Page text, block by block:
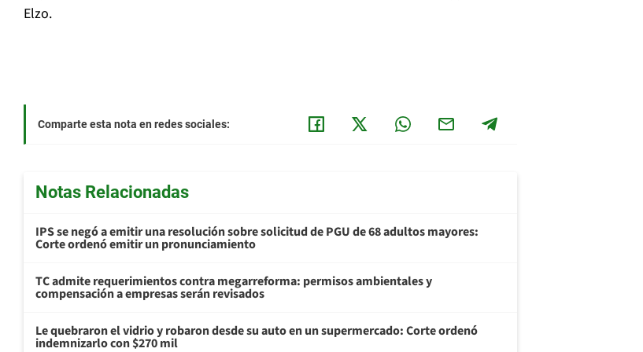
Elzo.
Comparte esta nota en redes sociales:
Notas Relacionadas
IPS se negó a emitir una resolución sobre solicitud de PGU de 68 adultos mayores:
Corte ordenó emitir un pronunciamiento
TC admite requerimientos contra megarreforma: permisos ambientales y
compensación a empresas serán revisados
Le quebraron el vidrio y robaron desde su auto en un supermercado: Corte ordenó
indemnizarlo con $270 mil